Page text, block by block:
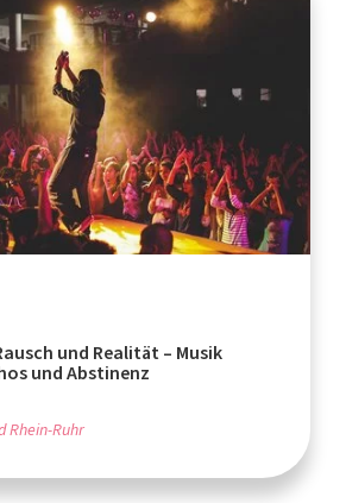
und Realität – Musik
und Abstinenz
Rhein-Ruhr